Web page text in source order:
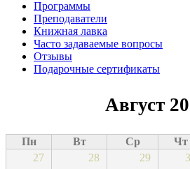
Программы
Преподаватели
Книжная лавка
Часто задаваемые вопросы
Отзывы
Подарочные сертификаты
Август
Пн Вт Ср Чт
27
28 29